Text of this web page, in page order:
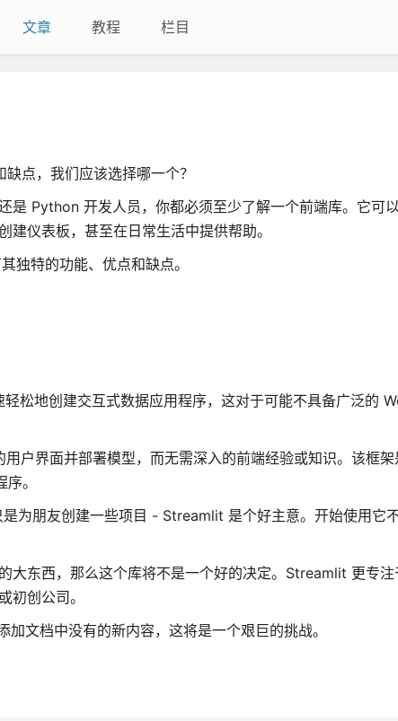
文章 教程 栏目
点，我们应该选择哪一个？
是 Python 开发人员，你都必须至少了解一个前端库。它可
仪表板，甚至在日常生活中提供帮助。
独特的功能、优点和缺点。
松地创建交互式数据应用程序，这对于可能不具备广泛的
户界面并部署模型，而无需深入的前端经验或知识。该框
。
为朋友创建一些项目 - Streamlit 是个好主意。开始使用它
大东西，那么这个库将不是一个好的决定。Streamlit 更专
初创公司。
文档中没有的新内容，这将是一个艰巨的挑战。